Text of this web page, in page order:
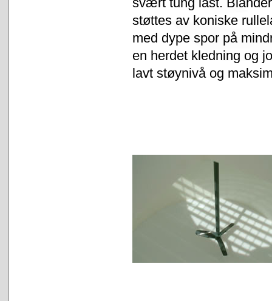
støttes av koniske
med dype spor på
en herdet kledning og
lavt støynivå og